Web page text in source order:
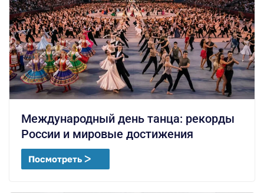
Международный день танца: рекорды
России и мировые достижения
Посмотреть ᐳ